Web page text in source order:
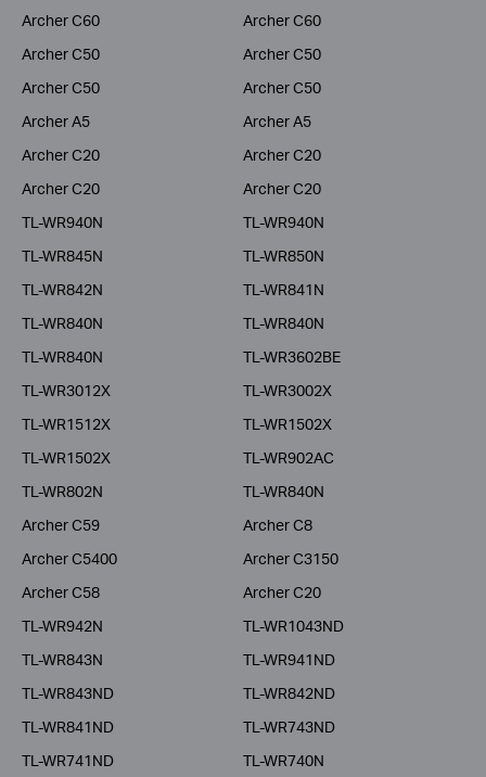
Archer C60
Archer C60
Archer C50
Archer C50
Archer C50
Archer C50
Archer A5
Archer A5
Archer C20
Archer C20
Archer C20
Archer C20
TL-WR940N
TL-WR940N
TL-WR845N
TL-WR850N
TL-WR842N
TL-WR841N
TL-WR840N
TL-WR840N
TL-WR840N
TL-WR3602BE
TL-WR3012X
TL-WR3002X
TL-WR1512X
TL-WR1502X
TL-WR1502X
TL-WR902AC
TL-WR802N
TL-WR840N
Archer C59
Archer C8
Archer C5400
Archer C3150
Archer C58
Archer C20
TL-WR942N
TL-WR1043ND
TL-WR843N
TL-WR941ND
TL-WR843ND
TL-WR842ND
TL-WR841ND
TL-WR743ND
TL-WR741ND
TL-WR740N